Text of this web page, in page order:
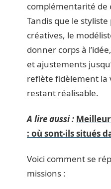
complémentarité de
Tandis que le styliste
créatives, le
donner corps à
et ajustements
reflète fidèlement la
restant réalisable.
A lire aussi :
: où sont-ils situés
Voici comment se
missions :